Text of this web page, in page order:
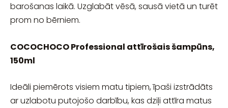
barošanas laikā. Uzglabāt vēsā, sausā vietā un turēt
prom no bērniem.
COCOCHOCO Professional attīrošais šampūns,
150ml
Ideāli piemērots visiem matu tipiem, īpaši izstrādāts
ar uzlabotu putojošo darbību, kas dziļi attīra matus